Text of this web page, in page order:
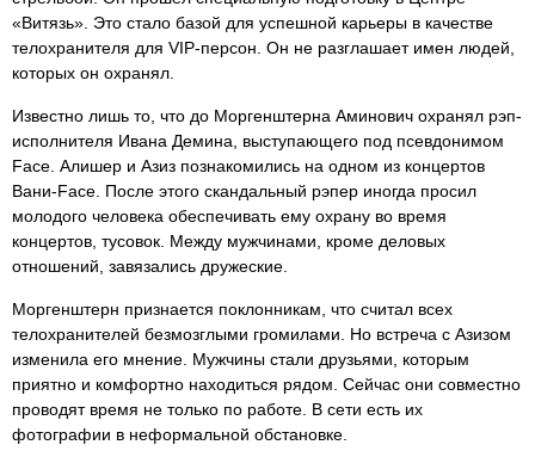
«Витязь». Это стало базой для успешной карьеры в качестве
телохранителя для VIP-персон. Он не разглашает имен людей,
которых он охранял.
Известно лишь то, что до Моргенштерна Аминович охранял рэп-
исполнителя Ивана Демина, выступающего под псевдонимом
Face. Алишер и Азиз познакомились на одном из концертов
Вани-Face. После этого скандальный рэпер иногда просил
молодого человека обеспечивать ему охрану во время
концертов, тусовок. Между мужчинами, кроме деловых
отношений, завязались дружеские.
Моргенштерн признается поклонникам, что считал всех
телохранителей безмозглыми громилами. Но встреча с Азизом
изменила его мнение. Мужчины стали друзьями, которым
приятно и комфортно находиться рядом. Сейчас они совместно
проводят время не только по работе. В сети есть их
фотографии в неформальной обстановке.